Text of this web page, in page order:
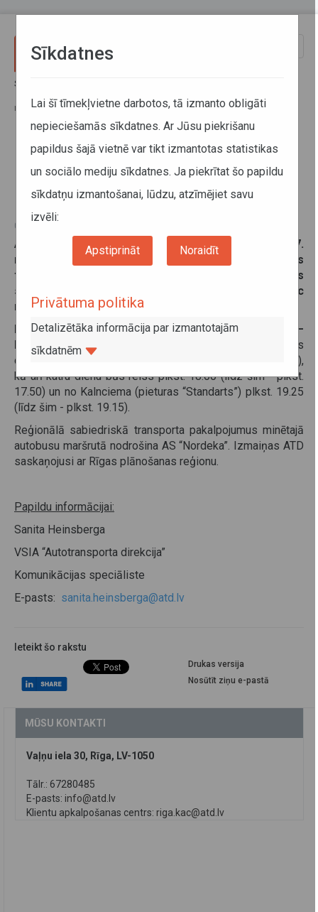
Sākums
nedaudz vēlāk
Reģionālo autobusu maršrutā
Rīga–Kalnciems trīs reisi tiks
uzsākti nedaudz vēlāk
07. marts 2025
Atsaucoties pasažieru ierosinājumam, no šī gada 17.
marta reģionālo autobusu maršrutā Rīga–Kalnciems
trīs reisi tiks uzsākti nedaudz vēlāk, kas uzlabos
skolēnu iespējas izmantot sabiedrisko transportu pēc
mācībām nokļūšanai mājās.
Reģionālās nozīmes maršrutā nr. 7959 Rīga–
Kalnciemsautobuss no Rīgas starptautiskās autoostas
darba dienās izbrauks plkst. 14.15 (līdz šim - plkst. 14.00),
kā arī katru dienu būs reiss plkst. 18.00 (līdz šim - plkst.
17.50) un no Kalnciema (pieturas “Standarts”) plkst. 19.25
(līdz šim - plkst. 19.15).
Reģionālā sabiedriskā transporta pakalpojumus minētajā
autobusu maršrutā nodrošina AS “Nordeka”. Izmaiņas ATD
saskaņojusi ar Rīgas plānošanas reģionu.
Papildu informācijai:
Sanita Heinsberga
VSIA “Autotransporta direkcija”
Komunikācijas speciāliste
E-pasts: sanita.heinsberga@atd.lv
Ieteikt šo rakstu
Drukas versija
Nosūtīt ziņu e-pastā
MŪSU KONTAKTI
Vaļņu iela 30, Rīga, LV-1050
Tālr.: 67280485
E-pasts: info@atd.lv
Klientu apkalpošanas centrs: riga.kac@atd.lv
Sīkdatnes
Lai šī tīmekļvietne darbotos, tā izmanto obligāti
nepieciešamās sīkdatnes. Ar Jūsu piekrišanu
papildus šajā vietnē var tikt izmantotas statistikas
un sociālo mediju sīkdatnes. Ja piekrītat šo papildu
sīkdatņu izmantošanai, lūdzu, atzīmējiet savu
izvēli:
Apstiprināt Noraidīt
Privātuma politika
Detalizētāka informācija par izmantotajām
sīkdatnēm